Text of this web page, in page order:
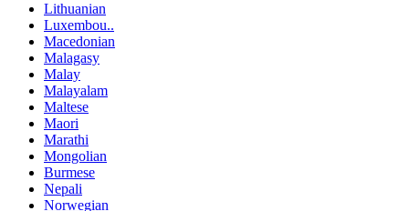
Lithuanian
Luxembou..
Macedonian
Malagasy
Malay
Malayalam
Maltese
Maori
Marathi
Mongolian
Burmese
Nepali
Norwegian